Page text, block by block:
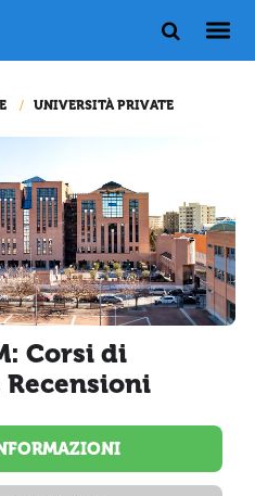
UNIVERSITÀ PRIVATE
Corsi di
Recensioni